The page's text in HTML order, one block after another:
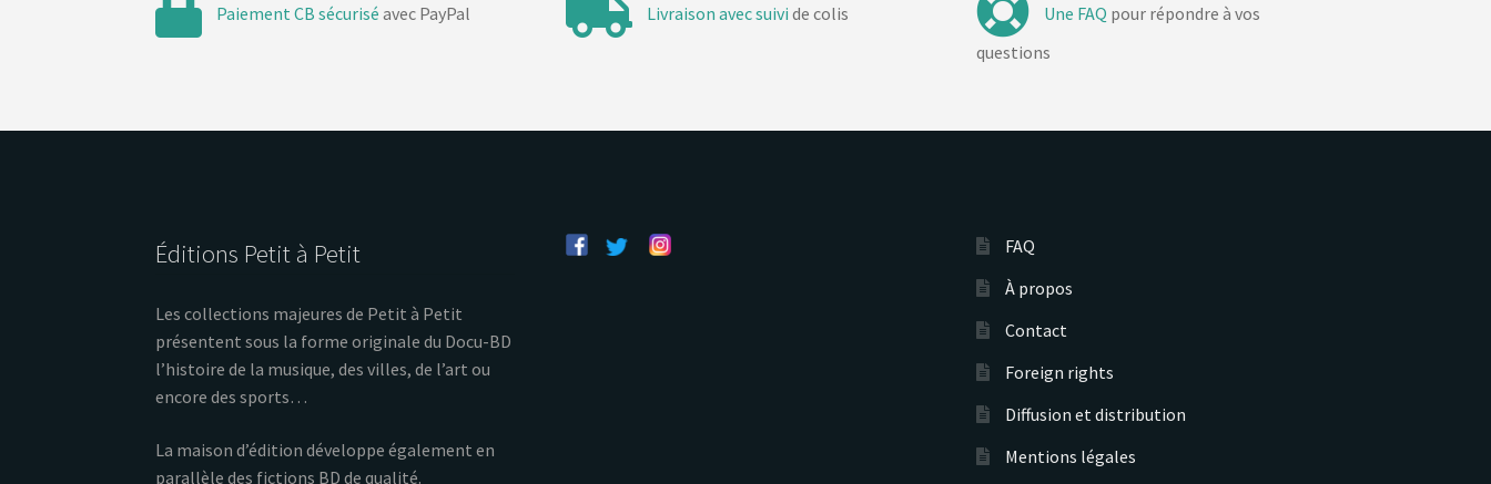
Paiement CB sécurisé avec PayPal Livraison avec suivi de colis Une FAQ pour répondre à vos
questions
Éditions Petit à Petit
Les collections majeures de Petit à Petit
présentent sous la forme originale du Docu-BD
l’histoire de la musique, des villes, de l’art ou
encore des sports…
La maison d’édition développe également en
parallèle des fictions BD de qualité.
FAQ
À propos
Contact
Foreign rights
Diffusion et distribution
Mentions légales